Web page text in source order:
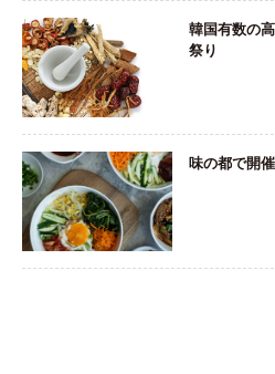
韓国有数の
祭り
味の都で開